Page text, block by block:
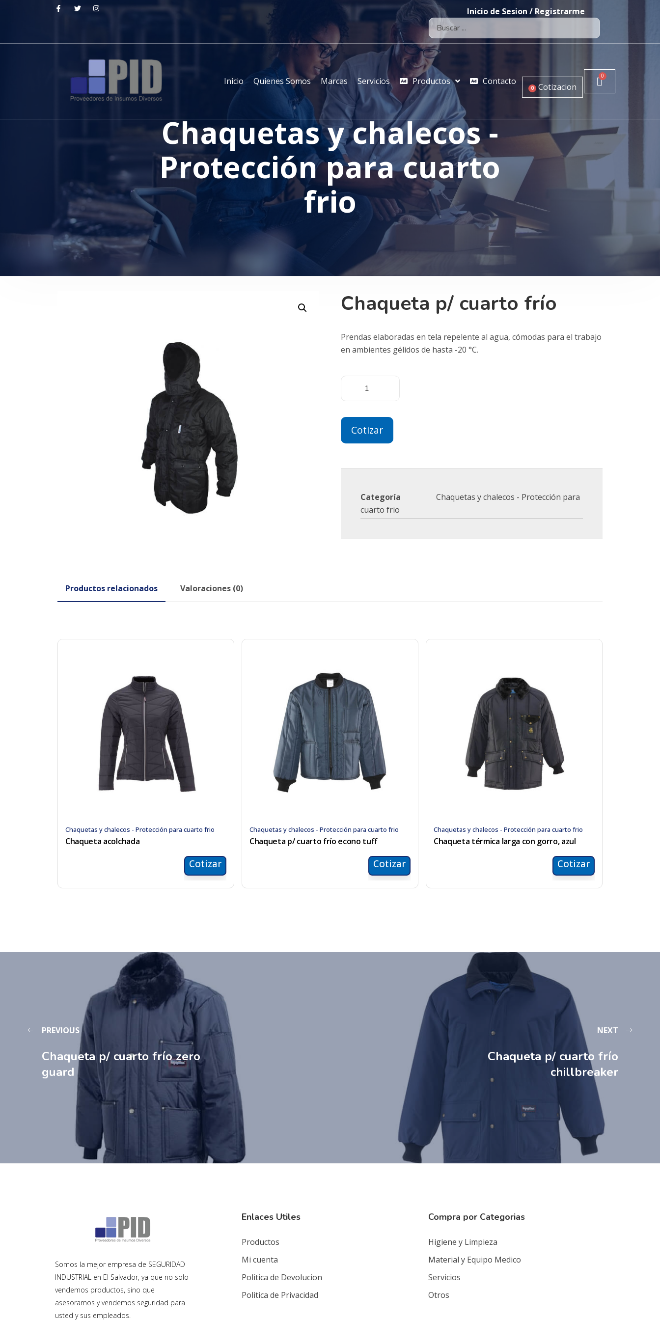
Inicio de Sesion / Registrarme
Inicio Quienes Somos Marcas Servicios Productos Contacto
0 Cotizacion
Chaquetas y chalecos -
Protección para cuarto
frio
Chaqueta p/ cuarto frío
Prendas elaboradas en tela repelente al agua, cómodas para el trabajo
en ambientes gélidos de hasta -20 °C.
Cotizar
Categoría
Chaquetas y chalecos - Protección para
cuarto frio
Productos relacionados Valoraciones (0)
Chaquetas y chalecos - Protección para cuarto frio
Chaqueta acolchada
Cotizar
Chaquetas y chalecos - Protección para cuarto frio
Chaqueta p/ cuarto frío econo tuff
Cotizar
Chaquetas y chalecos - Protección para cuarto frio
Chaqueta térmica larga con gorro, azul
Cotizar
PREVIOUS
Chaqueta p/ cuarto frío zero
guard
NEXT
Chaqueta p/ cuarto frío
chillbreaker
Somos la mejor empresa de SEGURIDAD
INDUSTRIAL en El Salvador, ya que no solo
vendemos productos, sino que
asesoramos y vendemos seguridad para
usted y sus empleados.
Enlaces Utiles
Productos
Mi cuenta
Politica de Devolucion
Politica de Privacidad
Compra por Categorias
Higiene y Limpieza
Material y Equipo Medico
Servicios
Otros